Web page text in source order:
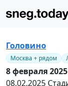
Головино
Москва + рядом
8 февраля
08.02.2025